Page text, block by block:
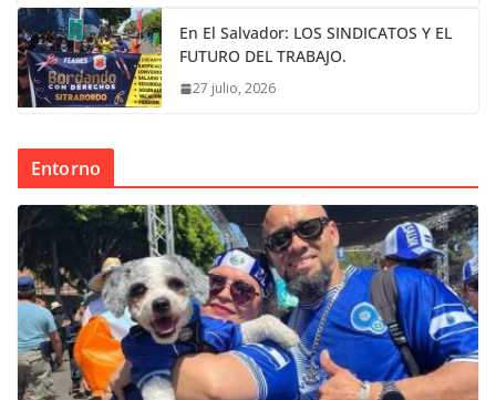
En El Salvador: LOS SINDICATOS Y EL
FUTURO DEL TRABAJO.
27 julio, 2026
Entorno